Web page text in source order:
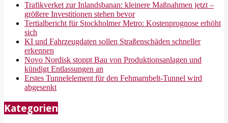
Trafikverket zur Inlandsbanan: kleinere Maßnahmen jetzt –
größere Investitionen stehen bevor
Tertialbericht für Stockholmer Metro: Kostenprognose erhöht
sich
KI und Fahrzeugdaten sollen Straßenschäden schneller
erkennen
Novo Nordisk stoppt Bau von Produktionsanlagen und
kündigt Entlassungen an
Erstes Tunnelelement für den Fehmarnbelt-Tunnel wird
abgesenkt
Kategorien